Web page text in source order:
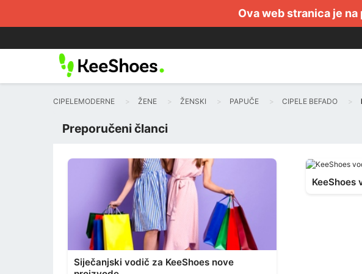
Ova web stranica je na
CIPELEMODERNE ŽENE ŽENSKI PAPUČE CIPELE BEFADO
Preporučeni članci
Siječanjski vodič za KeeShoes nove
KeeShoes